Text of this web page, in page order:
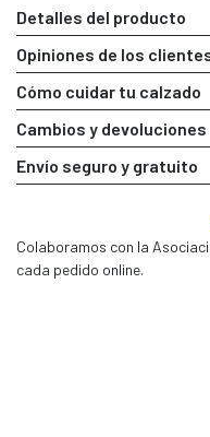
Detalles del producto
Opiniones de los
Cómo cuidar tu calzado
Cambios y devoluciones
Envío seguro y gratuito
Colaboramos con la
cada pedido online.